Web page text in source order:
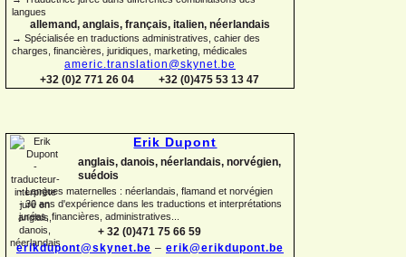
langues
allemand, anglais, français, italien, néerlandais
→ Spécialisée en traductions administratives, cahier des
charges, financières, juridiques, marketing, médicales
americ.translation@skynet.be
+32 (0)2 771 26 04
+32 (0)475 53 13 47
Erik Dupont
anglais, danois, néerlandais, norvégien,
suédois
-Langues maternelles : néerlandais, flamand et norvégien
-30 ans d'expérience dans les traductions et interprétations
jurées, financières, administratives...
+ 32 (0)471 75 66 59
erikdupont@skynet.be – erik@erikdupont.be